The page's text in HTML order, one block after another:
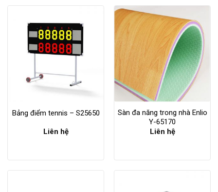
Bảng điểm tennis – S25650
Liên hệ
Sàn đa năng trong nhà Enlio
Y-65170
Liên hệ